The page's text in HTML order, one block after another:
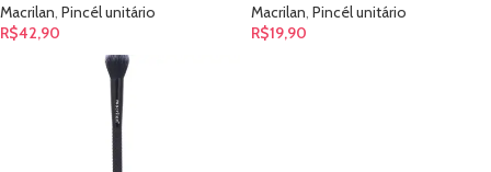
Macrilan, Pincél unitário
R$42,90
Macrilan, Pincél unitário
R$19,90